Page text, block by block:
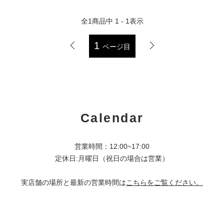
全1商品中 1 - 1表示
1 ページ目
Calendar
営業時間：12:00~17:00
定休日:月曜日（祝日の場合は営業）
実店舗の場所と最新の営業時間はこちらをご覧ください。